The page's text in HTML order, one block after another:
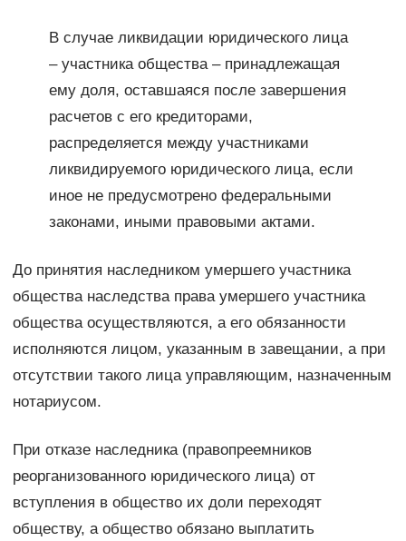
В случае ликвидации юридического лица
– участника общества – принадлежащая
ему доля, оставшаяся после завершения
расчетов с его кредиторами,
распределяется между участниками
ликвидируемого юридического лица, если
иное не предусмотрено федеральными
законами, иными правовыми актами.
До принятия наследником умершего участника
общества наследства права умершего участника
общества осуществляются, а его обязанности
исполняются лицом, указанным в завещании, а при
отсутствии такого лица управляющим, назначенным
нотариусом.
При отказе наследника (правопреемников
реорганизованного юридического лица) от
вступления в общество их доли переходят
обществу, а общество обязано выплатить